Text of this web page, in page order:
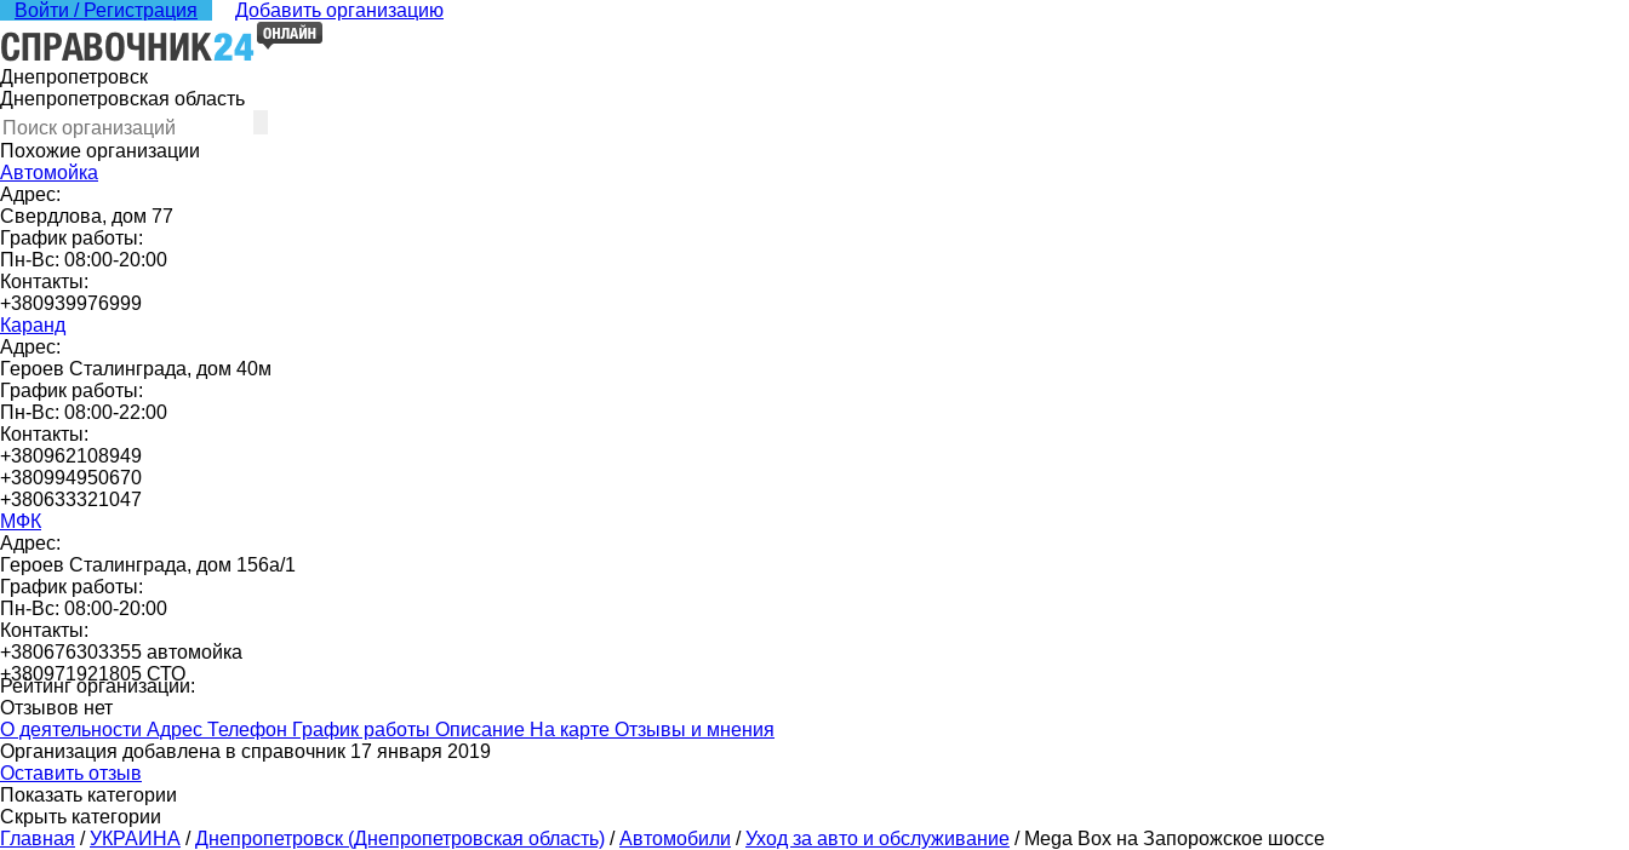
Войти / Регистрация Добавить организацию
Днепропетровск
Днепропетровская область
Похожие организации
Автомойка
Адрес:
Свердлова, дом 77
График работы:
Пн-Вс: 08:00-20:00
Контакты:
+380939976999
Каранд
Адрес:
Героев Сталинграда, дом 40м
График работы:
Пн-Вс: 08:00-22:00
Контакты:
+380962108949
+380994950670
+380633321047
МФК
Адрес:
Героев Сталинграда, дом 156а/1
График работы:
Пн-Вс: 08:00-20:00
Контакты:
+380676303355 автомойка
+380971921805 СТО
Рейтинг организации:
Отзывов нет
О деятельности Адрес Телефон График работы Описание На карте Отзывы и мнения
Организация добавлена в справочник 17 января 2019
Оставить отзыв
Показать категории
Скрыть категории
Главная / УКРАИНА / Днепропетровск (Днепропетровская область) / Автомобили / Уход за авто и обслуживание / Mega Box на Запорожское шоссе